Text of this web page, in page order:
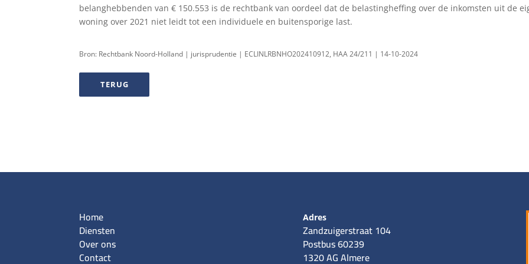
belanghebbenden van € 150.553 is de rechtbank van oordeel dat de belastingheffing over de inkomsten uit de
woning over 2021 niet leidt tot een individuele en buitensporige last.
Bron: Rechtbank Noord-Holland | jurisprudentie | ECLINLRBNHO202410912, HAA 24/211 | 14-10-2024
TERUG
Home
Diensten
Over ons
Contact
Adres
Zandzuigerstraat 104
Postbus 60239
1320 AG Almere